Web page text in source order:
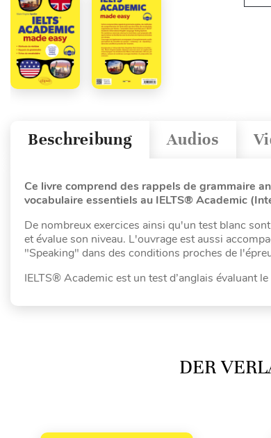
Audios
Beschreibung
Ce livre comprend des rappels de grammaire
vocabulaire essentiels au IELTS® Academic
De nombreux exercices ainsi qu'un test blanc
et évalue son niveau. L'ouvrage est aussi
"Speaking" dans des conditions proches de
IELTS® Academic est un test d’anglais évaluant
DER